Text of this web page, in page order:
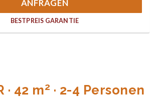
ANFRAGEN
BESTPREIS GARANTIE
· 42 m2 · 2-4 Personen